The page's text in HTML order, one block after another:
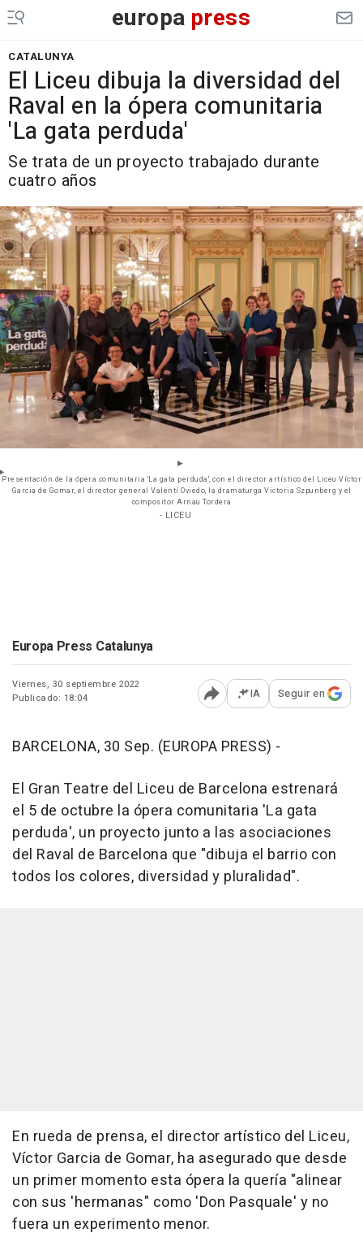
europa press
CATALUNYA
El Liceu dibuja la diversidad del
Raval en la ópera comunitaria
'La gata perduda'
Se trata de un proyecto trabajado durante
cuatro años
Presentación de la ópera comunitaria 'La gata perduda', con el director artístico del Liceu Víctor
Garcia de Gomar, el director general Valentí Oviedo, la dramaturga Victoria Szpunberg y el
compositor Arnau Tordera
- LICEU
Europa Press Catalunya
Viernes, 30 septiembre 2022
Publicado: 18:04
Abrir opciones para
IA Seguir en
BARCELONA, 30 Sep. (EUROPA PRESS) -
El Gran Teatre del Liceu de Barcelona estrenará
el 5 de octubre la ópera comunitaria 'La gata
perduda', un proyecto junto a las asociaciones
del Raval de Barcelona que "dibuja el barrio con
todos los colores, diversidad y pluralidad".
En rueda de prensa, el director artístico del Liceu,
Víctor Garcia de Gomar, ha asegurado que desde
un primer momento esta ópera la quería "alinear
con sus 'hermanas" como 'Don Pasquale' y no
fuera un experimento menor.